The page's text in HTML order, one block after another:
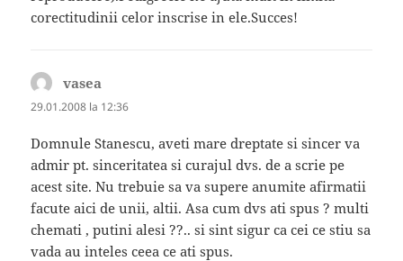
corectitudinii celor inscrise in ele.Succes!
vasea
29.01.2008 la 12:36
Domnule Stanescu, aveti mare dreptate si sincer va
admir pt. sinceritatea si curajul dvs. de a scrie pe
acest site. Nu trebuie sa va supere anumite afirmatii
facute aici de unii, altii. Asa cum dvs ati spus ? multi
chemati , putini alesi ??.. si sint sigur ca cei ce stiu sa
vada au inteles ceea ce ati spus.